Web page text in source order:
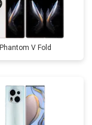
Phantom V Fold